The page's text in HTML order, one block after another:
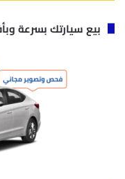
بيع سيارتك بسرعة